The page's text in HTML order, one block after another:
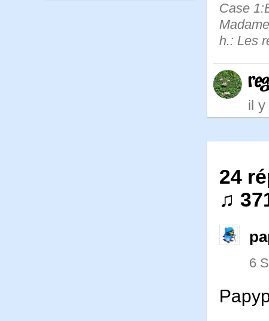
Case
h.: Les
il
24
♫
6